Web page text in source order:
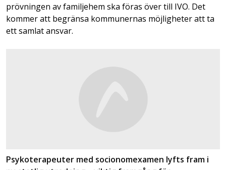
prövningen av familjehem ska föras över till IVO. Det
kommer att begränsa kommunernas möjligheter att ta
ett samlat ansvar.
Psykoterapeuter med socionomexamen lyfts fram i